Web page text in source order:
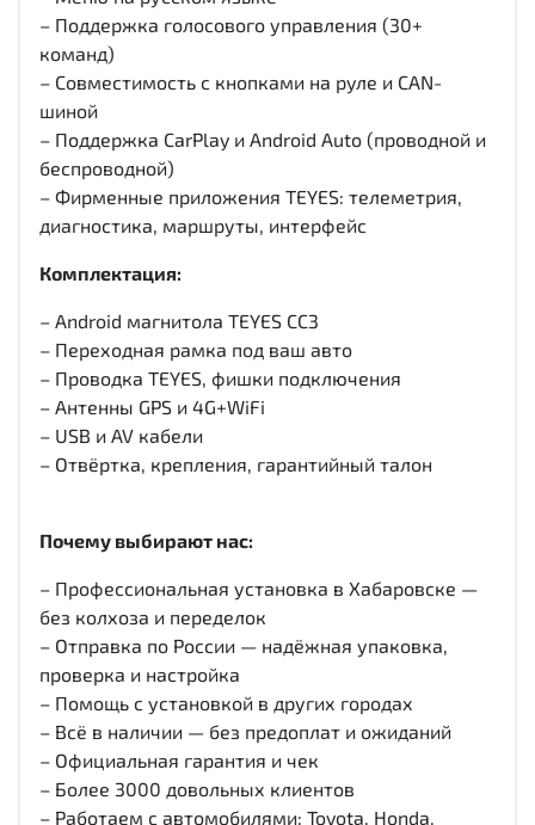
– Поддержка голосового управления (30+
команд)
– Совместимость с кнопками на руле и CAN-
шиной
– Поддержка CarPlay и Android Auto (проводной и
беспроводной)
– Фирменные приложения TEYES: телеметрия,
диагностика, маршруты, интерфейс
Комплектация:
– Android магнитола TEYES CC3
– Переходная рамка под ваш авто
– Проводка TEYES, фишки подключения
– Антенны GPS и 4G+WiFi
– USB и AV кабели
– Отвёртка, крепления, гарантийный талон
Почему выбирают нас:
– Профессиональная установка в Хабаровске —
без колхоза и переделок
– Отправка по России — надёжная упаковка,
проверка и настройка
– Помощь с установкой в других городах
– Всё в наличии — без предоплат и ожиданий
– Официальная гарантия и чек
– Более 3000 довольных клиентов
– Работаем с автомобилями: Toyota, Honda,